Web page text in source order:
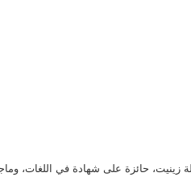
حائزة على شهادة في اللغات،